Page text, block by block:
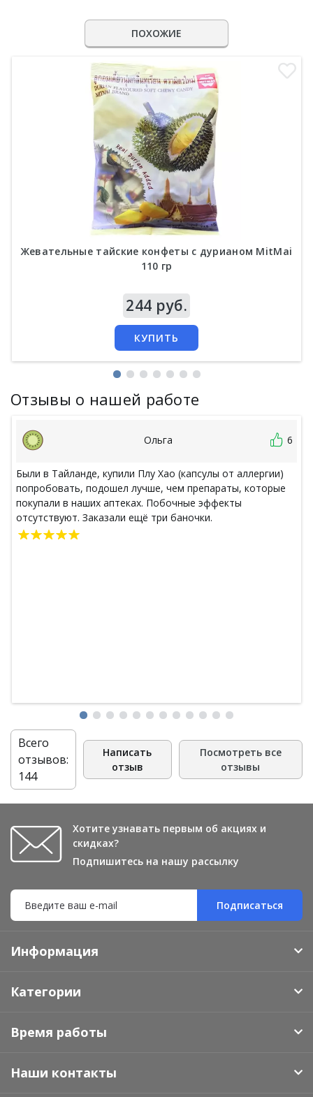
ПОХОЖИЕ
Жевательные тайские конфеты c дурианом MitMai
110 гр
244 руб.
КУПИТЬ
Отзывы о нашей работе
Ольга 6
Были в Тайланде, купили Плу Хао (капсулы от аллергии)
попробовать, подошел лучше, чем препараты, которые
покупали в наших аптеках. Побочные эффекты
отсутствуют. Заказали ещё три баночки.
Всего
отзывов:
144
Написать
отзыв
Посмотреть все
отзывы
Хотите узнавать первым об акциях и
скидках?
Подпишитесь на нашу рассылку
Подписаться
Информация
Категории
Время работы
Наши контакты